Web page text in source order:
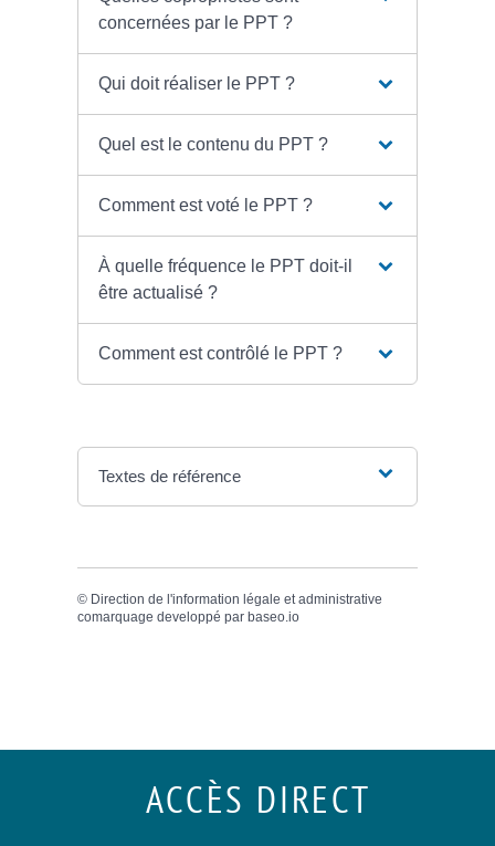
concernées par le PPT ?
Qui doit réaliser le PPT ?
Quel est le contenu du PPT ?
Comment est voté le PPT ?
À quelle fréquence le PPT doit-il
être actualisé ?
Comment est contrôlé le PPT ?
Textes de référence
© Direction de l'information légale et administrative
comarquage developpé par baseo.io
ACCÈS DIRECT